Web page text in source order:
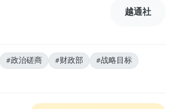
越通社
#政治磋商 #财政部
#战略目标